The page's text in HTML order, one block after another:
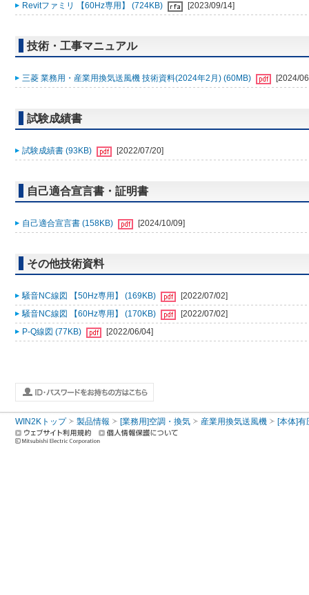
Revitファミリ 【60Hz専用】 (724KB)
[2023/09/14]
技術・工事マニュアル
三菱 業務用・産業用換気送風機 技術資料(2024年2月) (60MB) [2024/
試験成績書
試験成績書 (93KB) [2022/07/20]
自己適合宣言書・証明書
自己適合宣言書 (158KB) [2024/10/09]
その他技術資料
騒音NC線図 【50Hz専用】 (169KB)
[2022/07/02]
騒音NC線図 【60Hz専用】 (170KB)
[2022/07/02]
P-Q線図 (77KB)
[2022/06/04]
WIN2Kトップ 製品情報 [業務用]空調・換気 産業用換気送風機 [本体]有